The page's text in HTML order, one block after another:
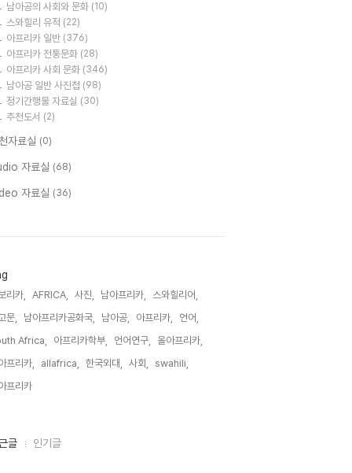
남아공의 사회와 문화 (10)
스와힐리 유적 (22)
아프리카 일반 (376)
아프리카 전통문화 (28)
아프리카 사회 문화 (346)
남아공 일반 사진첩 (98)
정기간행물 자료실 (30)
추천도서 (2)
자료실 (0)
자료실 (68)
자료실 (36)
리카, AFRICA, 사진, 남아프리카,
스와힐리어,
문,
남아프리카공화국, 남아공, 아프리카,
언어,
Africa,
아프리카학부, 언어연구,
올아프리카,
프리카,
allafrica, 한국외대, 사회,
swahili,
프리카,
글 인기글